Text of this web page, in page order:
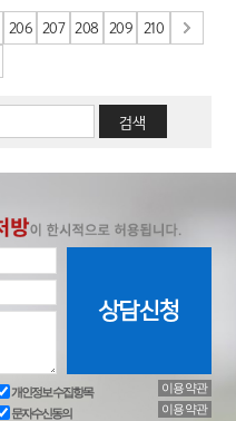
206 207 208 209 210
개인정보 수집항목
이용약관
문자수신동의 이용약관